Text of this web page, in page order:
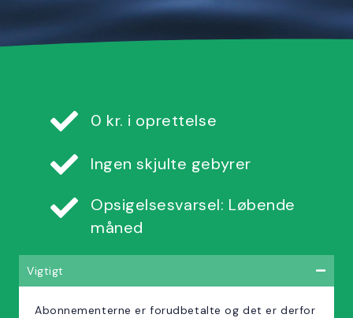
0 kr. i oprettelse
Ingen skjulte gebyrer
Opsigelsesvarsel: Løbende
måned
Vigtigt
Abonnementerne er forudbetalte og det er derfor